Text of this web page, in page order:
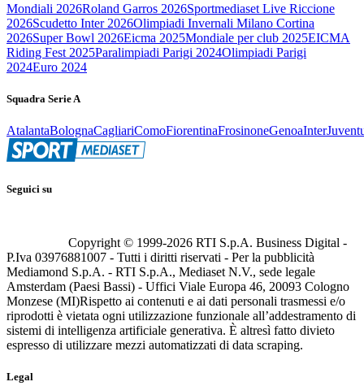
Mondiali 2026Roland Garros 2026Sportmediaset Live Riccione
2026Scudetto Inter 2026Olimpiadi Invernali Milano Cortina
2026Super Bowl 2026Eicma 2025Mondiale per club 2025EICMA
Riding Fest 2025Paralimpiadi Parigi 2024Olimpiadi Parigi
2024Euro 2024
Squadra Serie A
AtalantaBolognaCagliariComoFiorentinaFrosinoneGenoaInter
Seguici su
Copyright © 1999-2026 RTI S.p.A. Business Digital -
P.Iva 03976881007 - Tutti i diritti riservati - Per la pubblicità
Mediamond S.p.A. - RTI S.p.A., Mediaset N.V., sede legale
Amsterdam (Paesi Bassi) - Uffici Viale Europa 46, 20093 Cologno
Monzese (MI)Rispetto ai contenuti e ai dati personali trasmessi e/o
riprodotti è vietata ogni utilizzazione funzionale all’addestramento di
sistemi di intelligenza artificiale generativa. È altresì fatto divieto
espresso di utilizzare mezzi automatizzati di data scraping.
Legal